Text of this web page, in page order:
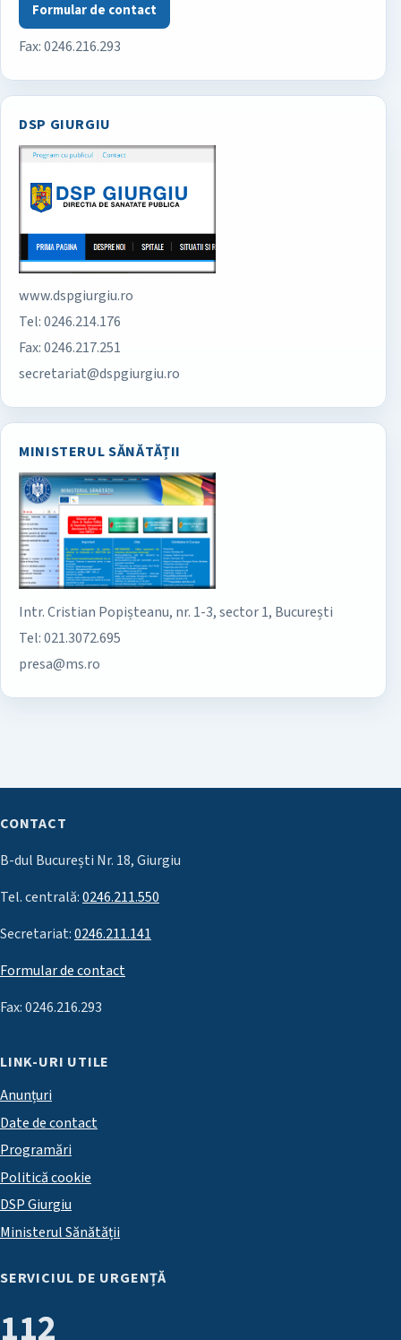
Formular de contact
Fax: 0246.216.293
DSP GIURGIU
www.dspgiurgiu.ro
Tel: 0246.214.176
Fax: 0246.217.251
secretariat@dspgiurgiu.ro
MINISTERUL SĂNĂTĂȚII
Intr. Cristian Popișteanu, nr. 1-3, sector 1, București
Tel: 021.3072.695
presa@ms.ro
CONTACT
B-dul București Nr. 18, Giurgiu
Tel. centrală:0246.211.550
Secretariat:0246.211.141
Formular de contact
Fax: 0246.216.293
LINK-URI UTILE
Anunțuri
Date de contact
Programări
Politică cookie
DSP Giurgiu
Ministerul Sănătății
SERVICIUL DE URGENȚĂ
112